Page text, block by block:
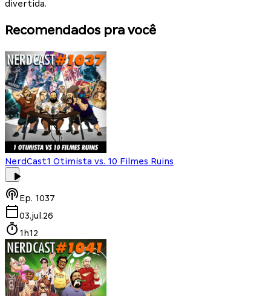
divertida.
Recomendados pra você
NerdCast1 Otimista vs. 10 Filmes Ruins
Ep. 1037
03.jul.26
1h12